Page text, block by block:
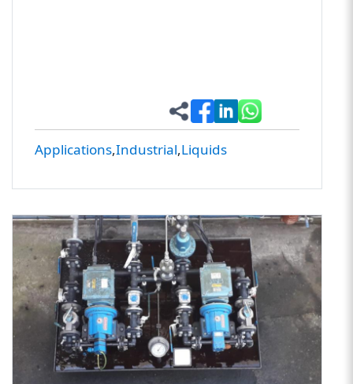
Applications Industrial Liquids